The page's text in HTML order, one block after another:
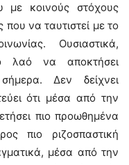
με κοινούς στόχους
που να ταυτιστεί με το
Ουσιαστικά,
λαό να αποκτήσει
Δεν δείχνει
ότι μέσα από την
πιο προωθημένα
πιο ριζοσπαστική
μέσα από την